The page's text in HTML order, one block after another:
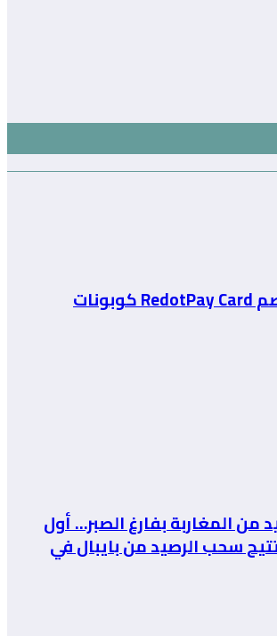
احصل على خصم RedotPay Card كوبونات
من المغاربة بفارغ الصبر… أول
سحب الرصيد من بايبال في